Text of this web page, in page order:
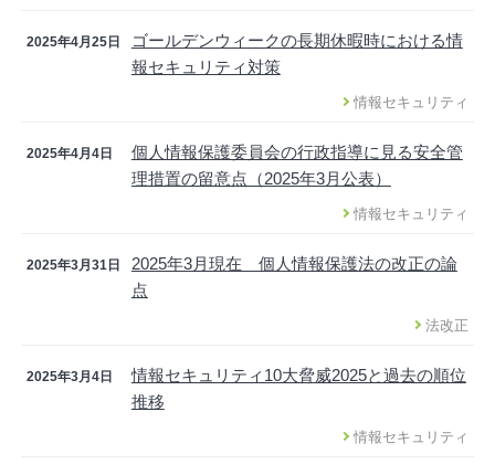
2025年4月25日
ゴールデンウィークの長期休暇時における情
報セキュリティ対策
情報セキュリティ
2025年4月4日
個人情報保護委員会の行政指導に見る安全管
理措置の留意点（2025年3月公表）
情報セキュリティ
2025年3月31日
2025年3月現在 個人情報保護法の改正の論
点
法改正
2025年3月4日
情報セキュリティ10大脅威2025と過去の順位
推移
情報セキュリティ